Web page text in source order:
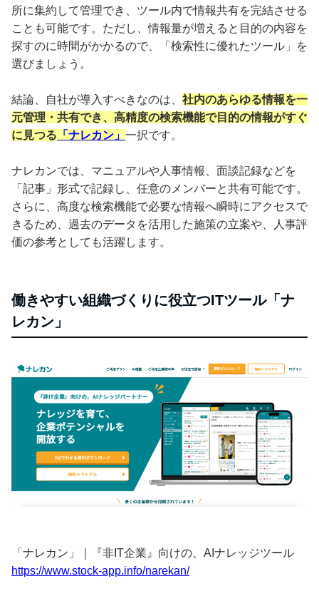
所に集約して管理でき、ツール内で情報共有を完結させる
ことも可能です。ただし、情報量が増えると目的の内容を
探すのに時間がかかるので、「検索性に優れたツール」を
選びましょう。
結論、自社が導入すべきなのは、 社内のあらゆる情報を一
元管理・共有でき、高精度の検索機能で目的の情報がすぐ
に見つる 「ナレカン」 一択です。
ナレカンでは、マニュアルや人事情報、面談記録などを
「記事」形式で記録し、任意のメンバーと共有可能です。
さらに、高度な検索機能で必要な情報へ瞬時にアクセスで
きるため、過去のデータを活用した施策の立案や、人事評
価の参考としても活躍します。
働きやすい組織づくりに役立つITツール「ナ
レカン」
「ナレカン」｜『非IT企業』向けの、AIナレッジツール
https://www.stock-app.info/narekan/